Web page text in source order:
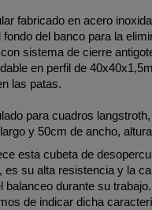
fabricado en acero
fondo del banco para la
sistema de cierre
en perfil de
las patas.
para cuadros
y 50cm de ancho,
esta cubeta de
es su alta resistencia y la
balanceo durante su
de indicar dicha